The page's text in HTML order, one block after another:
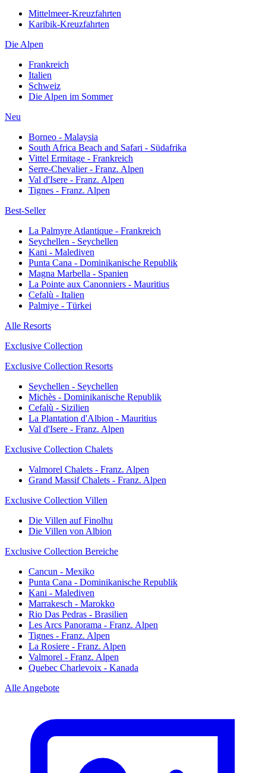
Mittelmeer-Kreuzfahrten
Karibik-Kreuzfahrten
Die Alpen
Frankreich
Italien
Schweiz
Die Alpen im Sommer
Neu
Borneo - Malaysia
South Africa Beach and Safari - Südafrika
Vittel Ermitage - Frankreich
Serre-Chevalier - Franz. Alpen
Val d'Isere - Franz. Alpen
Tignes - Franz. Alpen
Best-Seller
La Palmyre Atlantique - Frankreich
Seychellen - Seychellen
Kani - Malediven
Punta Cana - Dominikanische Republik
Magna Marbella - Spanien
La Pointe aux Canonniers - Mauritius
Cefalù - Italien
Palmiye - Türkei
Alle Resorts
Exclusive Collection
Exclusive Collection Resorts
Seychellen - Seychellen
Michès - Dominikanische Republik
Cefalù - Sizilien
La Plantation d'Albion - Mauritius
Val d'Isere - Franz. Alpen
Exclusive Collection Chalets
Valmorel Chalets - Franz. Alpen
Grand Massif Chalets - Franz. Alpen
Exclusive Collection Villen
Die Villen auf Finolhu
Die Villen von Albion
Exclusive Collection Bereiche
Cancun - Mexiko
Punta Cana - Dominikanische Republik
Kani - Malediven
Marrakesch - Marokko
Rio Das Pedras - Brasilien
Les Arcs Panorama - Franz. Alpen
Tignes - Franz. Alpen
La Rosiere - Franz. Alpen
Valmorel - Franz. Alpen
Quebec Charlevoix - Kanada
Alle Angebote